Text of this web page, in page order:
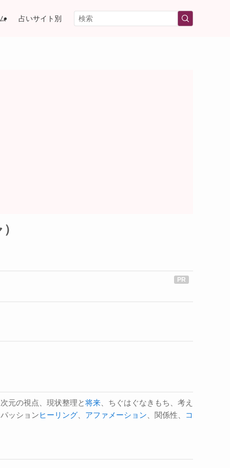
占いサイト別
元の視点、現状整理と将来 、ちぐはぐなきもち、考え
ッション ヒーリング アファメーション 、関係性、 コ